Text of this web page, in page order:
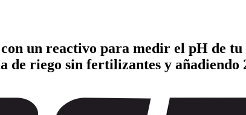
un reactivo para medir el pH de
de riego sin fertilizantes y añadiendo